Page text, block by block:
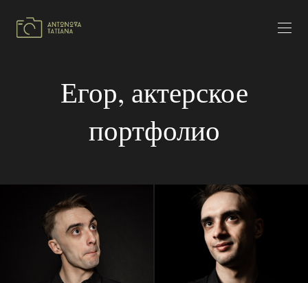
Егор, актерское
портфолио